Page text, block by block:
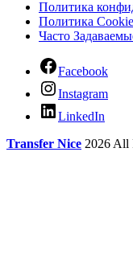
Политика
Политика
Часто
Facebook
Instagram
LinkedIn
Transfer Nice 2026 All